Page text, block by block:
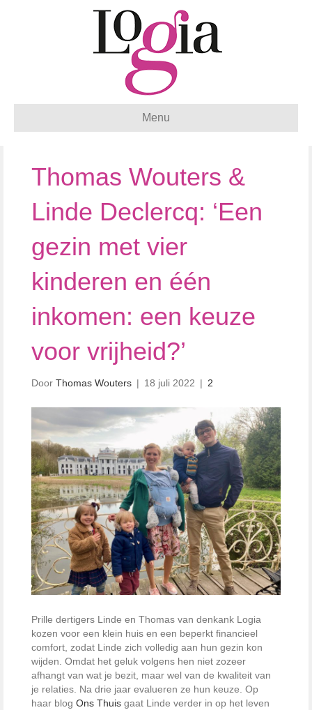
Menu
Thomas Wouters &
Linde Declercq: ‘Een
gezin met vier
kinderen en één
inkomen: een keuze
voor vrijheid?’
Door Thomas Wouters | 18 juli 2022 | 2
Prille dertigers Linde en Thomas van denkank Logia
kozen voor een klein huis en een beperkt financieel
comfort, zodat Linde zich volledig aan hun gezin kon
wijden. Omdat het geluk volgens hen niet zozeer
afhangt van wat je bezit, maar wel van de kwaliteit van
je relaties. Na drie jaar evalueren ze hun keuze. Op
haar blog Ons Thuis gaat Linde verder in op het leven